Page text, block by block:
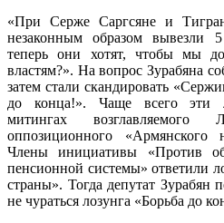
«При Серже Саргсяне и
незаконным образом вывезли
теперь они хотят, чтобы мы
властям?». На вопрос Зурабяна
затем стали скандировать
до конца!». Чаще всего эти
митингах возглавляемого
оппозиционного «Армянского
Члены инициативы «Против
пенсионной системы» ответили
страны». Тогда депутат Зурабян
не чураться лозунга «Борьба до